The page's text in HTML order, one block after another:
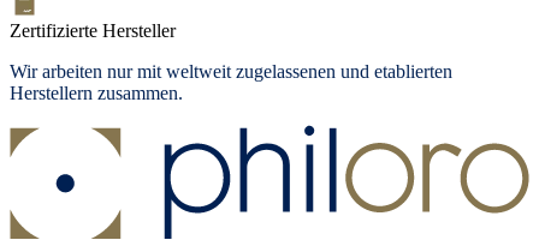
Zertifizierte Hersteller
Wir arbeiten nur mit weltweit zugelassenen und etablierten
Herstellern zusammen.